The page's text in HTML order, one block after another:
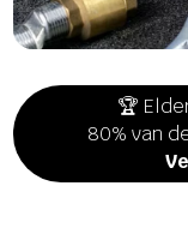
🏆
80% van